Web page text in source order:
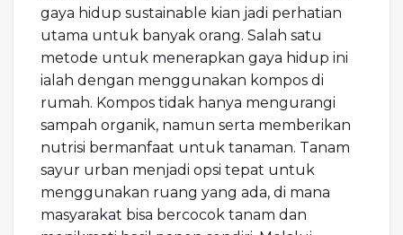
gaya hidup sustainable kian jadi perhatian
utama untuk banyak orang. Salah satu
metode untuk menerapkan gaya hidup ini
ialah dengan menggunakan kompos di
rumah. Kompos tidak hanya mengurangi
sampah organik, namun serta memberikan
nutrisi bermanfaat untuk tanaman. Tanam
sayur urban menjadi opsi tepat untuk
menggunakan ruang yang ada, di mana
masyarakat bisa bercocok tanam dan